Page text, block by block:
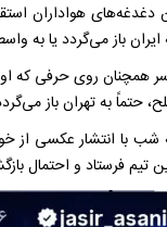
دغدغه‌های هواداران
ایران باز می‌گردد یا
همچنان روی حرفی که
حتماً به تهران باز
شب با انتشار عکسی از
تیم فرستاد و احتمال